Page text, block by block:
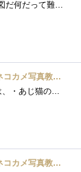
「あじ猫」ですか......ただでさえ構図だ何だって難しいのに、味わいのある写真なんてとれるカナ。「いつもと違うアングルや、撮影する時間や�...
真教室パート2
第2弾中級編です♪さて今回の講座は、・あじ猫の撮り方・モノクロの写真の加工方法・スライドショーの作り方がテーマです。まず、・あじ猫の�...
真教室パート2